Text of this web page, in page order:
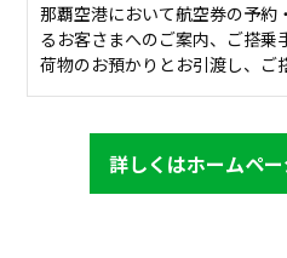
那覇空港において航空券の予約
るお客さまへのご案内、ご搭
荷物のお預かりとお引渡し、ご
詳しくはホームペ